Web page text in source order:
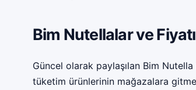
Bim Nutellalar ve Fiyatı
Güncel olarak paylaşılan Bim
tüketim ürünlerinin mağazalara